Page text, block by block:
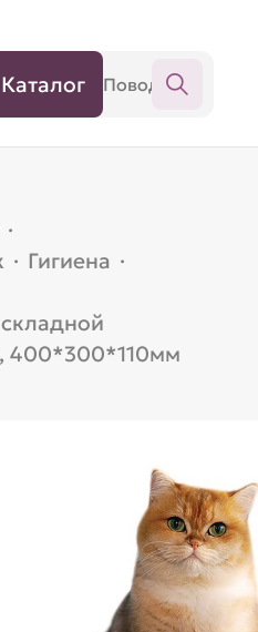
Каталог
·
· Гигиена ·
400*300*110мм